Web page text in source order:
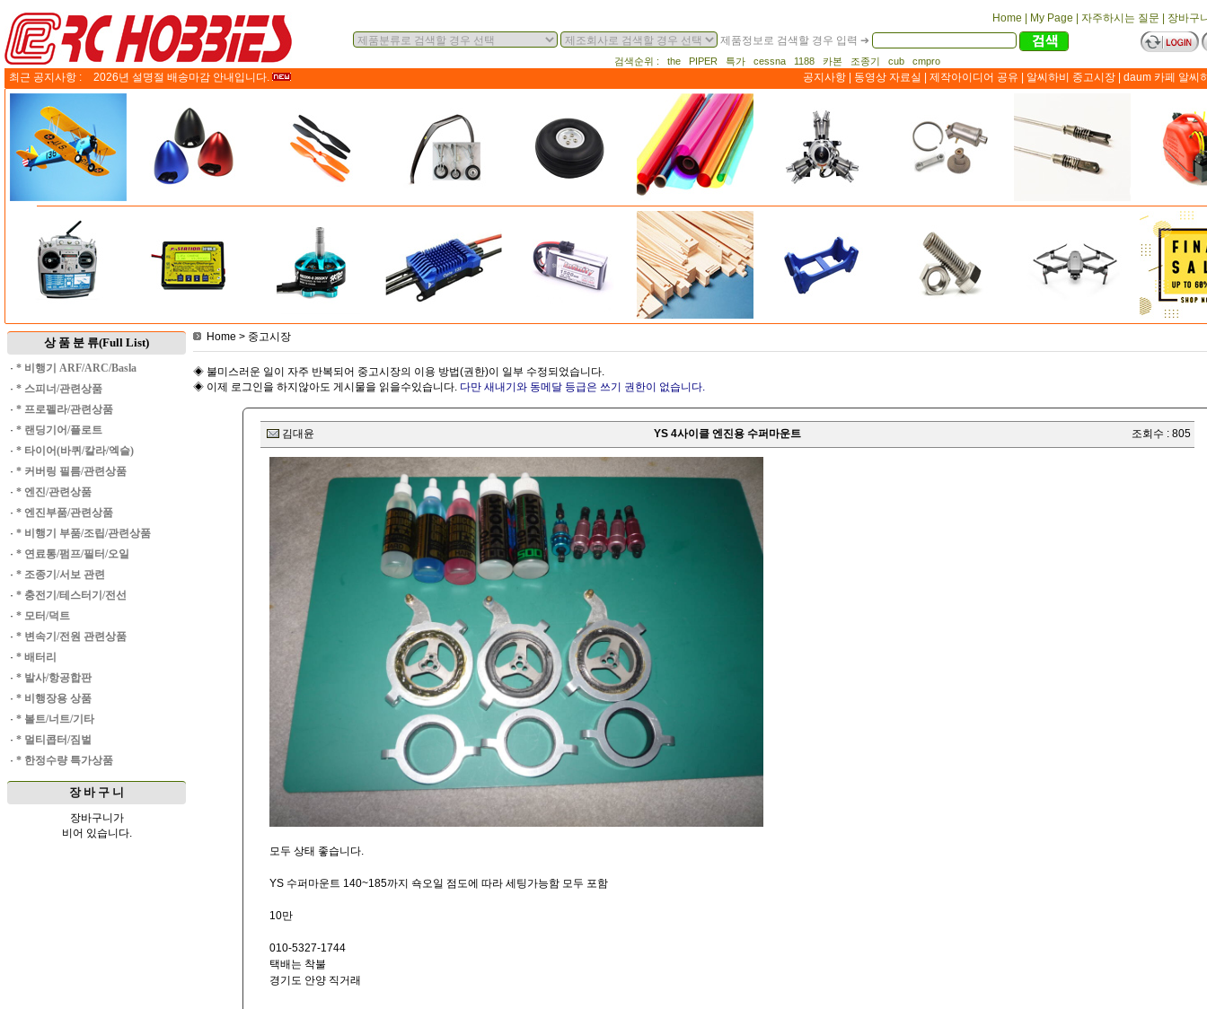
Home My Page 자주하시는 질문
장바구
제품정보로 검색할 경우 입력 ➔
검색순위 : the PIPER 특가 cessna 1188 카본 조종기 cub cmpro
최근 공지사항 : 2026년 설명절 배송마감 안내입니다. 공지사항 동영상 자료실 제작아이디어 공유 알씨하비 중고시장 daum 카페 알씨
상 품 분 류(Full List)
· * 비행기 ARF/ARC/Basla
· * 스피너/관련상품
· * 프로펠라/관련상품
· * 랜딩기어/플로트
· * 타이어(바퀴/칼라/엑슬)
· * 커버링 필름/관련상품
· * 엔진/관련상품
· * 엔진부품/관련상품
· * 비행기 부품/조립/관련상품
· * 연료통/펌프/필터/오일
· * 조종기/서보 관련
· * 충전기/테스터기/전선
· * 모터/덕트
· * 변속기/전원 관련상품
· * 배터리
· * 발사/항공합판
· * 비행장용 상품
· * 볼트/너트/기타
· * 멀티콥터/짐벌
· * 한정수량 특가상품
장 바 구 니
장바구니가
비어 있습니다.
Home > 중고시장
◈ 불미스러운 일이 자주 반복되어 중고시장의 이용 방법(권한)이 일부 수정되었습니다.
◈ 이제 로그인을 하지않아도 게시물을 읽을수있습니다. 다만 새내기와 동메달 등급은 쓰기 권한이 없습니다.
김대윤 YS 4사이클 엔진용 수퍼마운트 조회수 : 805
모두 상태 좋습니다.
YS 수퍼마운트 140~185까지 쇽오일 점도에 따라 세팅가능함 모두 포함
10만
010-5327-1744
택배는 착불
경기도 안양 직거래